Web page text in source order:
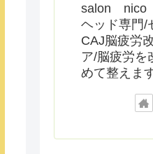
salon nico
ヘッド専門/
CAJ脳疲労
ア/脳疲労を
めて整えま